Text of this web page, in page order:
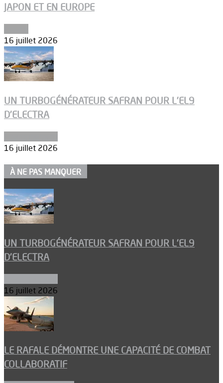
JAPON ET EN EUROPE
16 juillet 2026
UN TURBOGÉNÉRATEUR SAFRAN POUR L’EL9
D’ELECTRA
16 juillet 2026
À NE PAS MANQUER
UN TURBOGÉNÉRATEUR SAFRAN POUR L’EL9
D’ELECTRA
16 juillet 2026
LE RAFALE DÉMONTRE UNE CAPACITÉ DE COMBAT
COLLABORATIF